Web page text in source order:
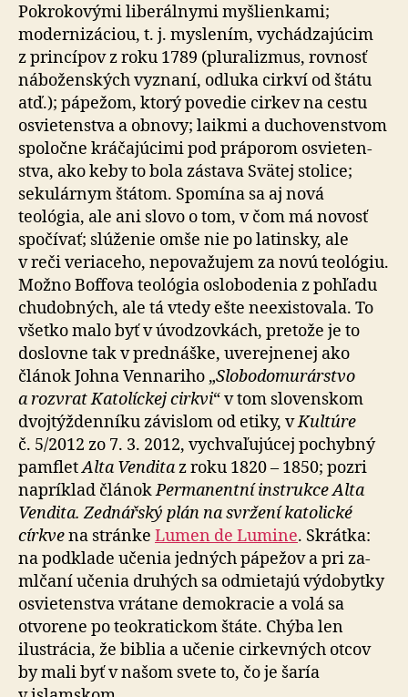
Pokrokovými liberálnymi myšlienkami;
modernizáciou, t. j. myslením, vychá­dza­jú­cim
z prin­cí­pov z roku 1789 (plu­ra­lizmus, rovnosť
nábo­žen­ských vyznaní, odluka cirkví od štátu
atď.); pápežom, ktorý povedie cirkev na cestu
osvie­ten­stva a obnovy; laikmi a du­cho­ven­stvom
spoločne kráčajúcimi pod prá­po­rom osvie­ten­
stva, ako keby to bola zástava Svätej stolice;
seku­lár­nym štátom. Spomína sa aj nová
teológia, ale ani slovo o tom, v čom má novosť
spočívať; slúženie omše nie po la­tinsky, ale
v reči veriaceho, ne­po­va­žujem za novú teológiu.
Možno Boffova teológia oslo­bo­denia z pohľadu
chudobných, ale tá vtedy ešte ne­exis­to­vala. To
všetko malo byť v úvo­dzov­kách, pre­tože je to
doslovne tak v pred­náške, uverejnenej ako
článok Johna Vennariho „Slo­bo­do­mu­rár­stvo
a rozvrat Katolíckej cirkvi“ v tom slovenskom
dvoj­týž­den­níku závislom od etiky, vKultúre
č. 5/2012 zo 7. 3. 2012, vychva­ľu­júcej pochybný
pamfletAlta Venditaz roku 1820 – 1850; pozri
napríklad článokPermanentní instrukce Alta
Vendita. Zednářský plán na svržení katolické
církvena stránke Lumen de Lumine. Skrátka:
na pod­klade učenia jedných pápežov a pri za­
ml­čaní učenia druhých sa odmietajú výdobytky
osvie­ten­stva vrátane demo­kracie a volá sa
otvorene po teo­kra­tickom štáte. Chýba len
ilustrácia, že biblia a učenie cirkevných otcov
by mali byť v našom svete to, čo je šaría